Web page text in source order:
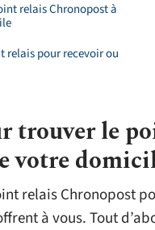
relais Chronopost à
relais pour recevoir ou
trouver le
votre
relais Chronopost
à vous. Tout